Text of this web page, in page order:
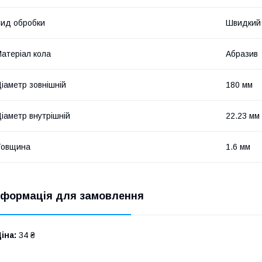
обробки Швидкий
кола Абразив
зовнішній 180 мм
внутрішній 22.23 мм
1.6 мм
для замовлення
34 ₴